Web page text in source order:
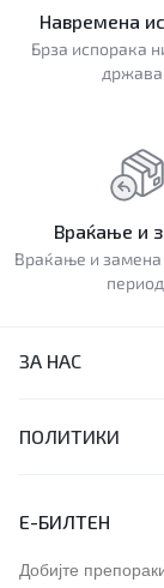
Навремена
Брза испорака
држава.
Враќање и
Враќање и замена
ЗА НАС
ПОЛИТИКИ
Е-БИЛТЕН
Добијте